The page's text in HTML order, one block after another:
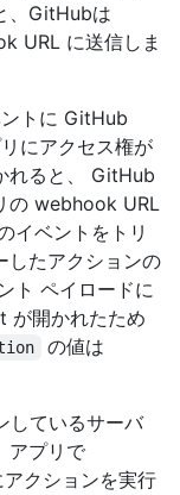
、GitHubは
URL に送信しま
トに GitHub
にアクセス権が
れると、 GitHub
の webhook URL
イベントをトリ
したアクションの
ト ペイロードに
が開かれたため
の値は
しているサーバ
アプリで
クションを実行